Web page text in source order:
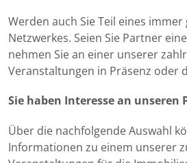
Werden auch Sie Teil eines
Netzwerkes. Seien Sie Partner
nehmen Sie an einer unserer
Veranstaltungen in Präsenz oder
Sie haben Interesse an unseren
Über die nachfolgende Auswahl
Informationen zu einem unserer